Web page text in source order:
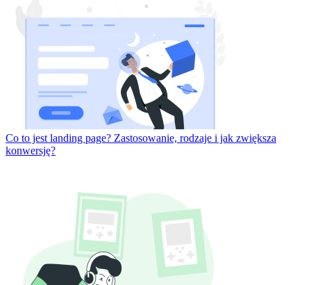
Co to jest landing page? Zastosowanie, rodzaje i jak zwiększa
konwersję?